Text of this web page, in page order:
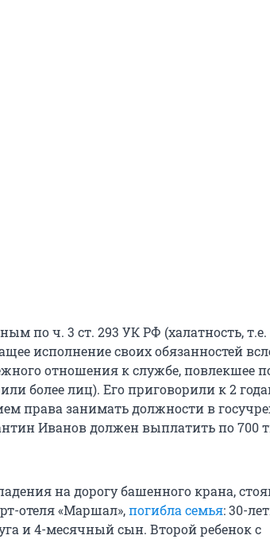
по ч. 3 ст. 293 УК РФ (халатность, т.е.
исполнение своих обязанностей
отношения к службе, повлекшее
более лиц). Его приговорили к 2
права занимать должности в
Иванов должен выплатить по 700
на дорогу башенного крана,
отеля «Маршал»,погибла семья: 30-
и 4-месячный сын. Второй ребенок с